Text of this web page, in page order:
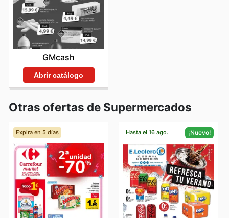
GMcash
Abrir catálogo
Otras ofertas de Supermercados
Expira en 5 días Hasta el 16 ago. ¡Nuevo!